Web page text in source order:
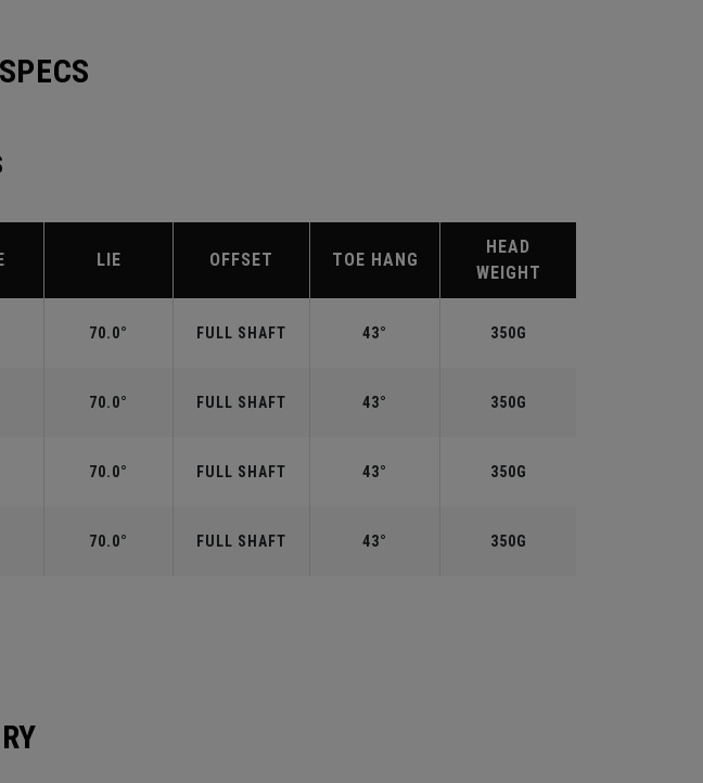
LIE OFFSET TOE HANG
HEAD
WEIGHT
70.0° FULL SHAFT 43° 350G
70.0° FULL SHAFT 43° 350G
70.0° FULL SHAFT 43° 350G
70.0° FULL SHAFT 43° 350G